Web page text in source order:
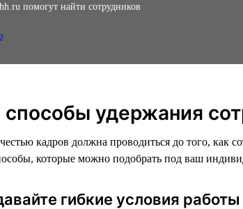
помогут найти сотрудников
способы удержания
кадров должна проводиться до того, как
которые можно подобрать под ваш
гибкие условия работы